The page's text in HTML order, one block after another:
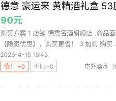
德意 豪运来 黄精酒礼盒
90元
购买方案 1 店铺 德意名酒旗舰店 ,商品
【隐藏优惠】，购买更省！ 3 加购 购买
2026-4-15 16:43
值！ +0
不值 -0 中外酒水